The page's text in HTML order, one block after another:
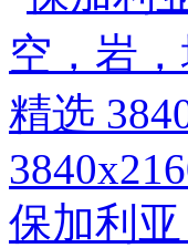
保加利